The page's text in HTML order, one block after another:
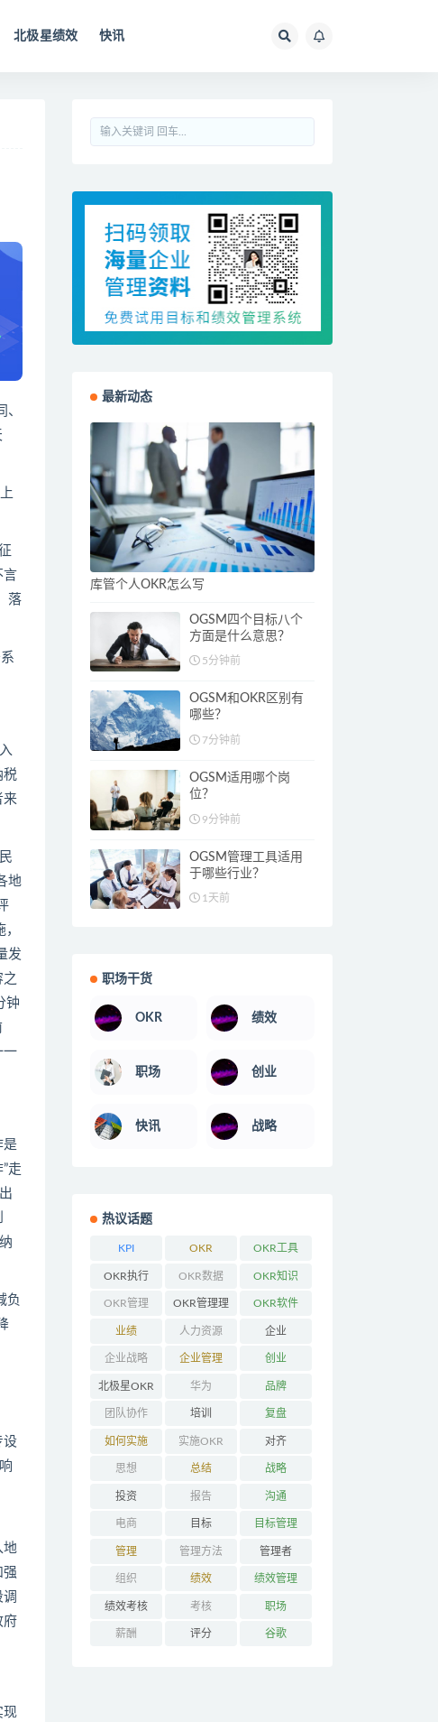
北极星绩效 快讯
、
言
落
税
来
地
发
钟
一
是
走
负
设
地
强
府
现
最新动态
库管个人OKR怎么写
OGSM四个目标八个
方面是什么意思？
5分钟前
OGSM和OKR区别有
哪些？
7分钟前
OGSM适用哪个岗
位？
9分钟前
OGSM管理工具适用
于哪些行业？
1天前
职场干货
OKR 绩效
职场 创业
快讯 战略
热议话题
KPI OKR OKR工具
OKR执行 OKR数据 OKR知识
OKR管理 OKR管理理
念
OKR软件
业绩 人力资源 企业
企业战略 企业管理 创业
北极星OKR 华为 品牌
团队协作 培训 复盘
如何实施
OKR
实施OKR 对齐
思想 总结 战略
投资 报告 沟通
电商 目标 目标管理
管理 管理方法 管理者
组织 绩效 绩效管理
绩效考核 考核 职场
薪酬 评分 谷歌